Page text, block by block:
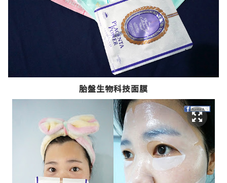
胎盤生物科技面膜